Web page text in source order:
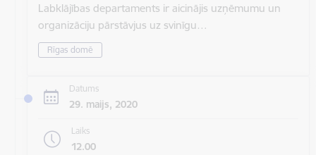
Labklājības departaments ir aicinājis uzņēmumu un
organizāciju pārstāvjus uz svinīgu…
Rīgas domē
Datums
29. maijs, 2020
Laiks
12.00